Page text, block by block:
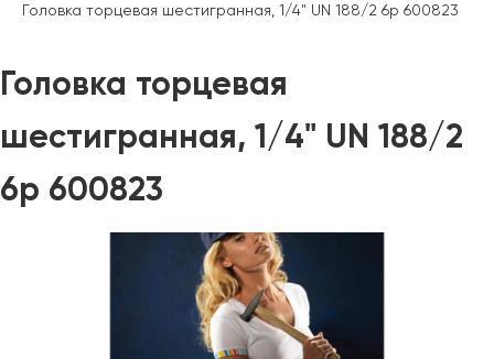
Головка торцевая шестигранная, 1/4" UN 188/2 6p 600823
Головка торцевая
шестигранная, 1/4" UN 188/2
6p 600823